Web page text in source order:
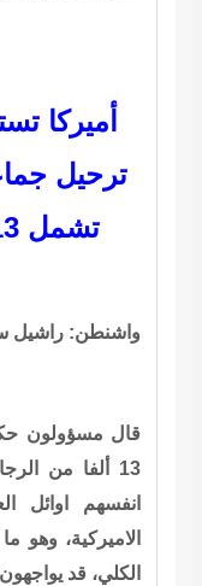
أميركا
ترحيل
تشمل 13 ألف عربي ومسلم
واشنطن: راشيل
قال مسؤولون
13 ألفا من
انفسهم اوائل
الكلي، قد